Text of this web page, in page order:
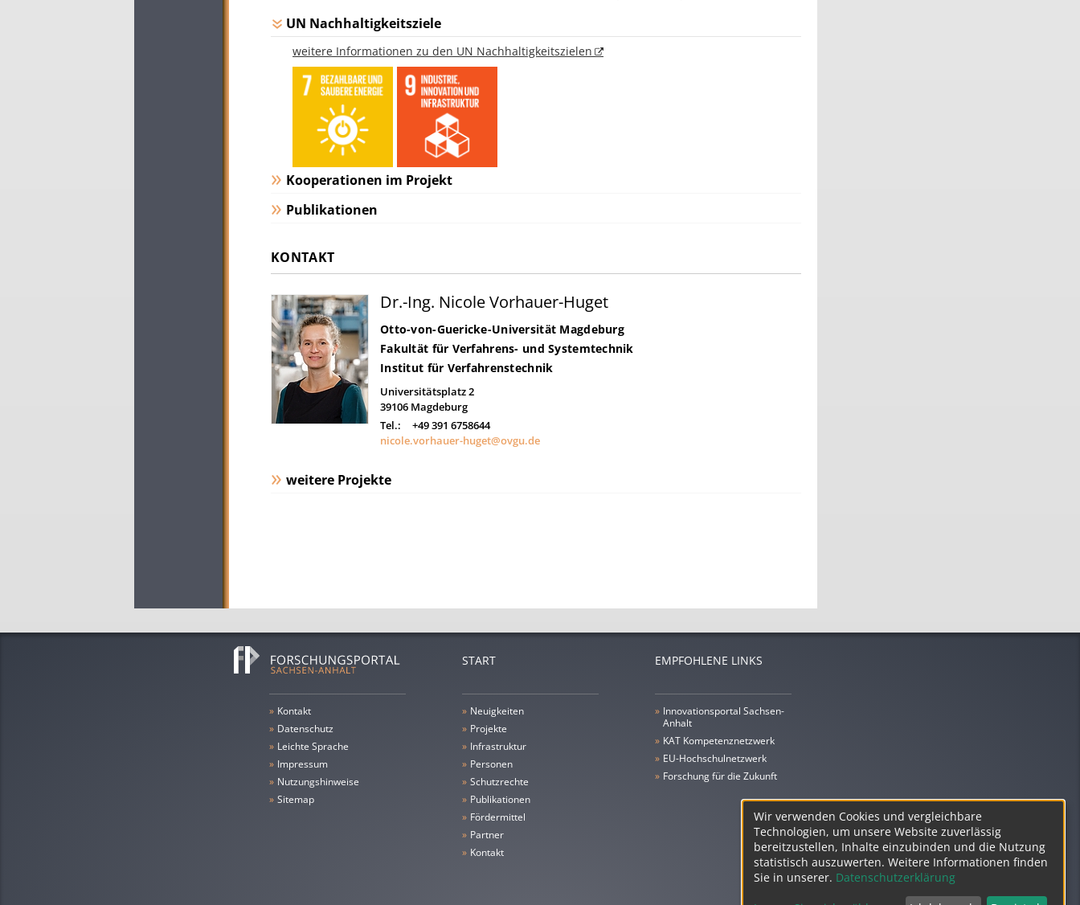
UN Nachhaltigkeitsziele
weitere Informationen zu den UN Nachhaltigkeitszielen
Kooperationen im Projekt
Publikationen
KONTAKT
Dr.-Ing. Nicole Vorhauer-Huget
Otto-von-Guericke-Universität Magdeburg
Fakultät für Verfahrens- und Systemtechnik
Institut für Verfahrenstechnik
Universitätsplatz 2
39106 Magdeburg
Tel.:
+49 391 6758644
nicole.vorhauer-huget@ovgu.de
weitere Projekte
»
Kontakt
»
Datenschutz
» leichte Sprache
» Impressum
»
Nutzungshinweise
»
Sitemap
START
» Neuigkeiten
» Projekte
» Infrastruktur
» Personen
» Schutzrechte
» Publikationen
» Fördermittel
» Partner
» Kontakt
EMPFOHLENE LINKS
» Innovationsportal Sachsen-
Anhalt
» KAT Kompetenznetzwerk
» EU-Hochschulnetzwerk
» Forschung für die Zukunft
Wir verwenden Cookies und vergleichbare
Technologien, um unsere Website zuverlässig
bereitzustellen, Inhalte einzubinden und die Nutzung
statistisch auszuwerten. Weitere Informationen finden
Sie in unserer. Datenschutzerklärung